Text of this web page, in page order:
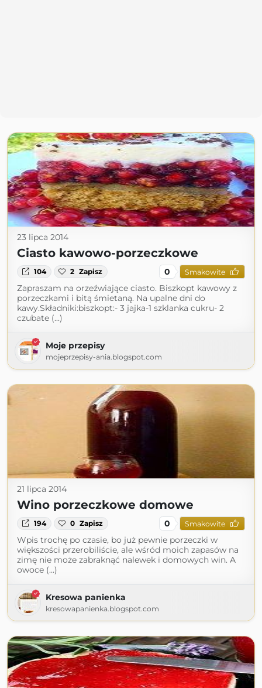
23 lipca 2014
Ciasto kawowo-porzeczkowe
104 2 Zapisz 0 Smakowite
Zapraszam na orzeźwiające ciasto. Biszkopt kawowy z
porzeczkami i bitą śmietaną. Na upalne dni do
kawy.Składniki:biszkopt:- 3 jajka-1 szklanka cukru- 2
czubate (...)
Moje przepisy
mojeprzepisy-ania.blogspot.com
21 lipca 2014
Wino porzeczkowe domowe
194 0 Zapisz 0 Smakowite
Wpis trochę po czasie, bo już pewnie porzeczki w
większości przerobiliście, ale wśród moich zapasów na
zimę nie może zabraknąć nalewek i domowych win. A
owoce (...)
Kresowa panienka
kresowapanienka.blogspot.com